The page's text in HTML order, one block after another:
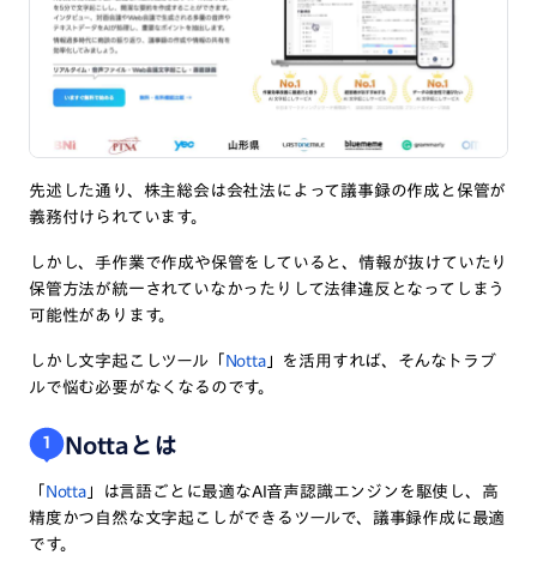
先述した通り、株主総会は会社法によって議事録の作成と保管が
義務付けられています。
しかし、手作業で作成や保管をしていると、情報が抜けていたり
保管方法が統一されていなかったりして法律違反となってしまう
可能性があります。
しかし文字起こしツール「Notta」を活用すれば、そんなトラブ
ルで悩む必要がなくなるのです。
1 Nottaとは
「Notta」は言語ごとに最適なAI音声認識エンジンを駆使し、高
精度かつ自然な文字起こしができるツールで、議事録作成に最適
です。